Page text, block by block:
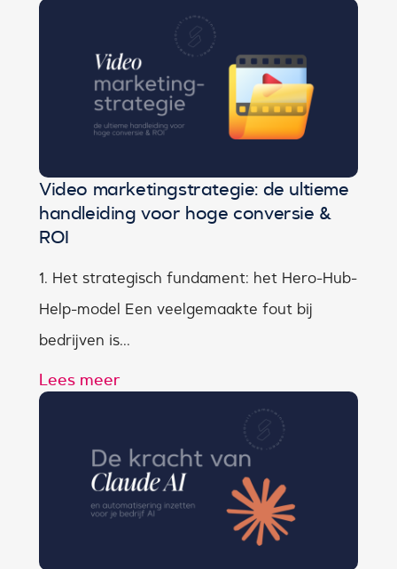
Video marketingstrategie: de ultieme
handleiding voor hoge conversie &
ROI
1. Het strategisch fundament: het Hero-Hub-
Help-model Een veelgemaakte fout bij
bedrijven is...
Lees meer